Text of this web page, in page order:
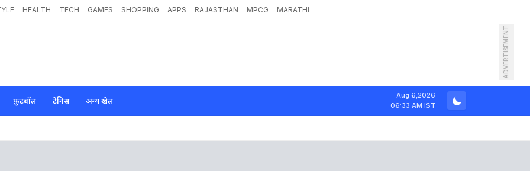
HEALTH TECH GAMES SHOPPING APPS RAJASTHAN MPCG MARATHI
ADVERTISEMENT
फ़ुटबॉल टेनिस अन्य खेल
Aug 6,2026
06:33 AM IST